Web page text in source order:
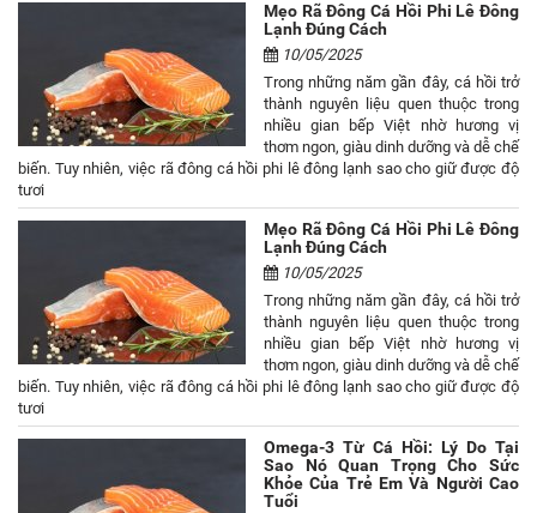
Mẹo Rã Đông Cá Hồi Phi Lê Đông
Lạnh Đúng Cách
10/05/2025
Trong những năm gần đây, cá hồi trở
thành nguyên liệu quen thuộc trong
nhiều gian bếp Việt nhờ hương vị
thơm ngon, giàu dinh dưỡng và dễ chế
biến. Tuy nhiên, việc rã đông cá hồi phi lê đông lạnh sao cho giữ được độ
tươi
Mẹo Rã Đông Cá Hồi Phi Lê Đông
Lạnh Đúng Cách
10/05/2025
Trong những năm gần đây, cá hồi trở
thành nguyên liệu quen thuộc trong
nhiều gian bếp Việt nhờ hương vị
thơm ngon, giàu dinh dưỡng và dễ chế
biến. Tuy nhiên, việc rã đông cá hồi phi lê đông lạnh sao cho giữ được độ
tươi
Omega-3 Từ Cá Hồi: Lý Do Tại
Sao Nó Quan Trọng Cho Sức
Khỏe Của Trẻ Em Và Người Cao
Tuổi